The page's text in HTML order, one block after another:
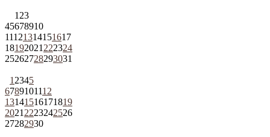
1 23
45678910
11121314151617
18192021 222324
25262728293031
1 2345
6789101112
13141516171819
2021 2223242526
27282930